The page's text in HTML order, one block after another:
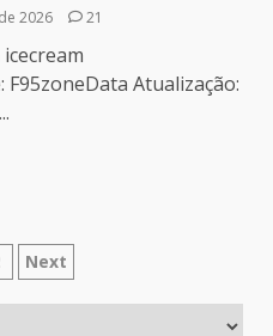
2026 21
Atualização:
Next